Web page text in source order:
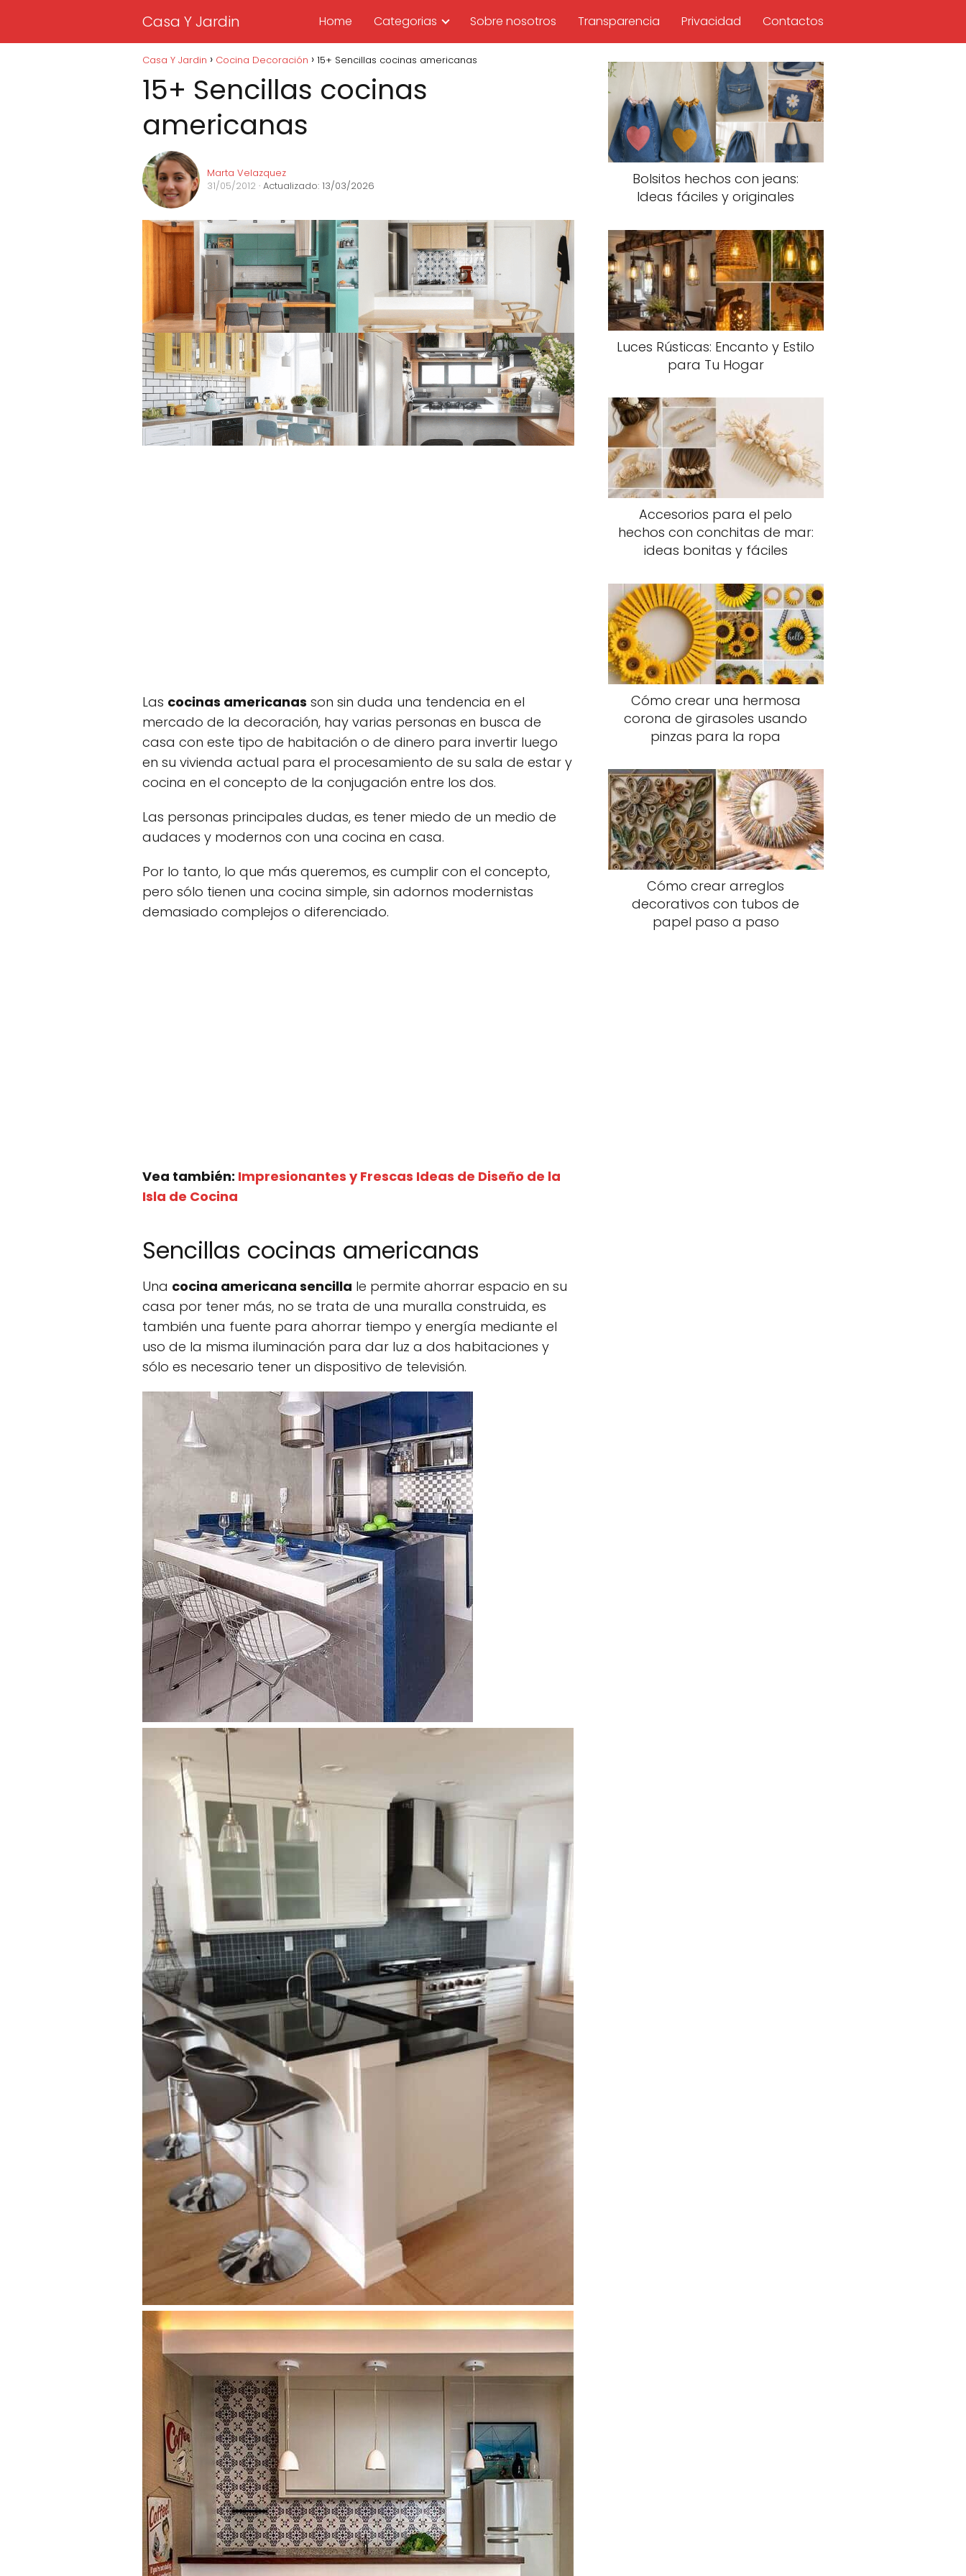
Casa Y Jardin Home Categorias Sobre nosotros Transparencia Privacidad Contactos
Casa Y Jardin Cocina Decoración 15+ Sencillas cocinas americanas
15+ Sencillas cocinas
americanas
Marta Velazquez
31/05/2012 · Actualizado: 13/03/2026
Las cocinas americanas son sin duda una tendencia en el
mercado de la decoración, hay varias personas en busca de
casa con este tipo de habitación o de dinero para invertir luego
en su vivienda actual para el procesamiento de su sala de estar y
cocina en el concepto de la conjugación entre los dos.
Las personas principales dudas, es tener miedo de un medio de
audaces y modernos con una cocina en casa.
Por lo tanto, lo que más queremos, es cumplir con el concepto,
pero sólo tienen una cocina simple, sin adornos modernistas
demasiado complejos o diferenciado.
Vea también: Impresionantes y Frescas Ideas de Diseño de la
Isla de Cocina
Sencillas cocinas americanas
Una cocina americana sencilla le permite ahorrar espacio en su
casa por tener más, no se trata de una muralla construida, es
también una fuente para ahorrar tiempo y energía mediante el
uso de la misma iluminación para dar luz a dos habitaciones y
sólo es necesario tener un dispositivo de televisión.
Bolsitos hechos con jeans:
Ideas fáciles y originales
Luces Rústicas: Encanto y Estilo
para Tu Hogar
Accesorios para el pelo
hechos con conchitas de mar:
ideas bonitas y fáciles
Cómo crear una hermosa
corona de girasoles usando
pinzas para la ropa
Cómo crear arreglos
decorativos con tubos de
papel paso a paso